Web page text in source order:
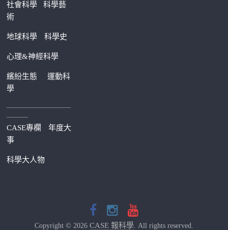
社會科學科學藝
術
地球科學 科學史
心理&神經科學
繽紛生態運動科
學
—————————
———
CASE專欄
年度大
事
科學大人物
Copyright © 2026 CASE 報科學. All rights reserved.